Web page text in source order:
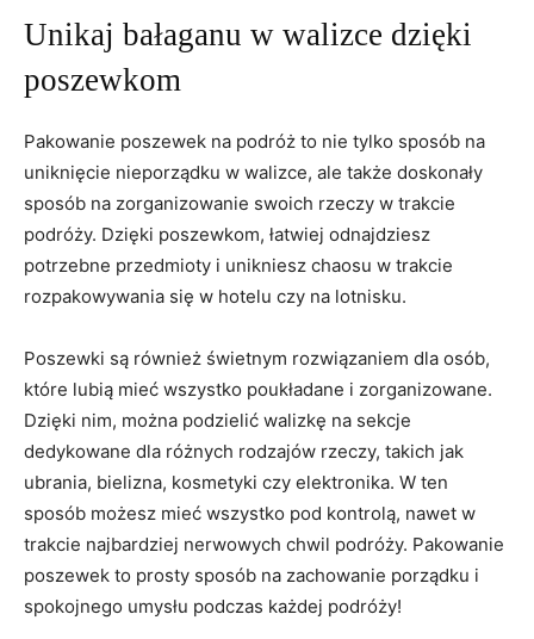
Unikaj bałaganu w walizce dzięki
poszewkom
Pakowanie poszewek na podróż to nie tylko sposób na
uniknięcie nieporządku‌ w walizce, ⁢ale także doskonały⁤
sposób na zorganizowanie swoich rzeczy w trakcie
podróży. Dzięki poszewkom, łatwiej ​odnajdziesz
potrzebne przedmioty i ⁤unikniesz chaosu w trakcie
rozpakowywania się w hotelu czy na lotnisku.
Poszewki są również świetnym rozwiązaniem ‌dla osób,
które lubią mieć wszystko poukładane i zorganizowane.
Dzięki nim, można podzielić walizkę na sekcje
dedykowane dla różnych rodzajów rzeczy, takich jak
ubrania, bielizna, kosmetyki czy elektronika. W ten
sposób możesz mieć wszystko​ pod kontrolą, nawet w
trakcie najbardziej nerwowych chwil podróży. Pakowanie
poszewek to prosty sposób⁤ na zachowanie porządku i
spokojnego umysłu podczas każdej podróży!